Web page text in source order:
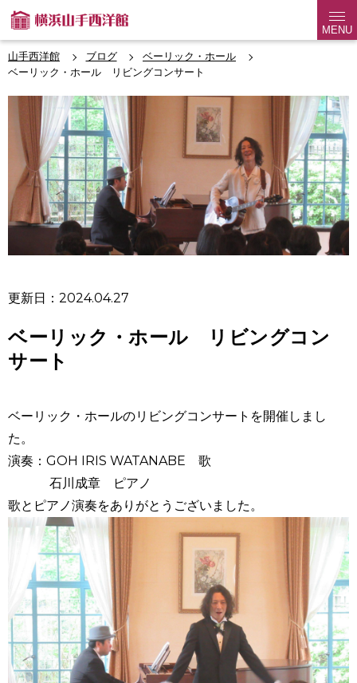
MENU
山手西洋館 ブログ
ベーリック・ホール
ベーリック・ホール リビングコンサート
更新日：2024.04.27
ベーリック・ホール リビングコン
サート
ベーリック・ホールのリビングコンサートを開催しまし
た。
演奏：GOH IRIS WATANABE 歌
石川成章 ピアノ
歌とピアノ演奏をありがとうございました。